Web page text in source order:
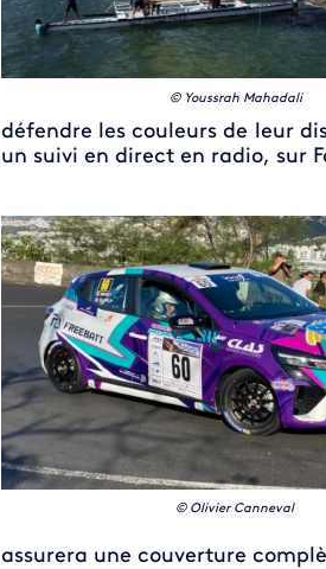
© Youssrah Mahadali
défendre les couleurs de leur
un suivi en direct en radio, sur
© Olivier Canneval
assurera une couverture